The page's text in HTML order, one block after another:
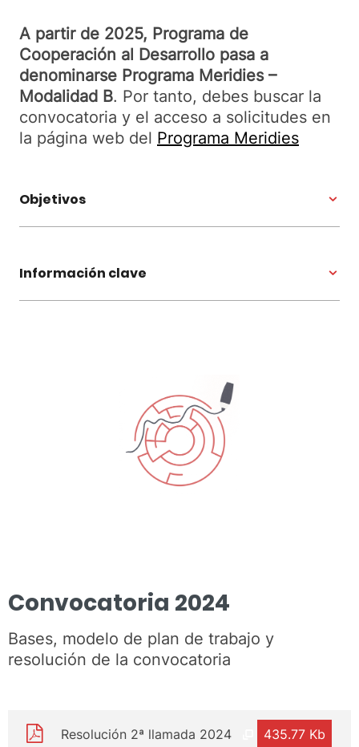
A partir de 2025, Programa de
Cooperación al Desarrollo pasa a
denominarse Programa Meridies –
Modalidad B. Por tanto, debes buscar la
convocatoria y el acceso a solicitudes en
la página web del Programa Meridies
Objetivos
Información clave
Convocatoria 2024
Bases, modelo de plan de trabajo y
resolución de la convocatoria
435.77 Kb
Resolución 2ª llamada 2024